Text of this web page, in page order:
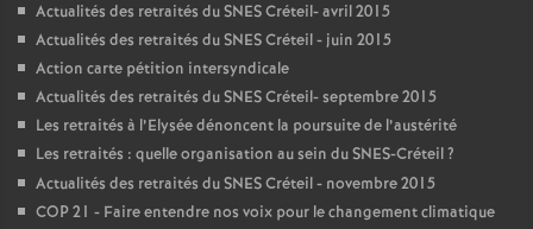
Actualités des retraités duSNESCréteil- avril 2015
Actualités des retraités duSNESCréteil - juin 2015
Action carte pétition intersyndicale
Actualités des retraités duSNESCréteil- septembre 2015
Les retraités à l’Elysée dénoncent la poursuite de l’austérité
Les retraités : quelle organisation au sein duSNES-Créteil?
Actualités des retraités duSNESCréteil - novembre 2015
COP21 - Faire entendre nos voix pour le changement climatique